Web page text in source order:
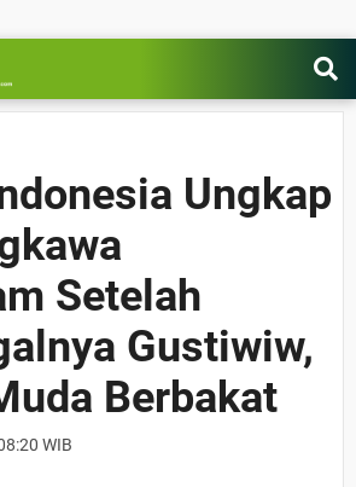
Ungkap
Setelah
Gustiwiw,
Berbakat
WIB